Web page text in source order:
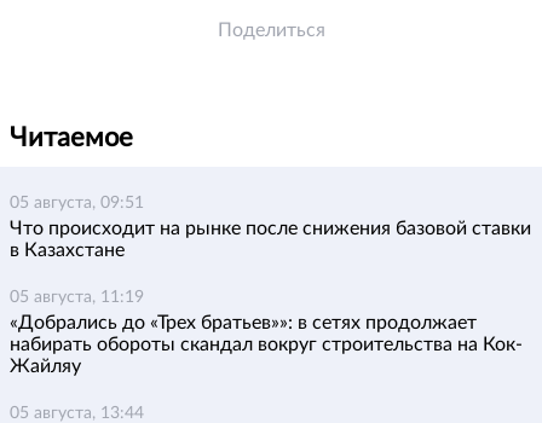
Поделиться
Читаемое
05 августа, 09:51
Что происходит на рынке после снижения базовой ставки
в Казахстане
05 августа, 11:19
«Добрались до «Трех братьев»»: в сетях продолжает
набирать обороты скандал вокруг строительства на Кок-
Жайляу
05 августа, 13:44